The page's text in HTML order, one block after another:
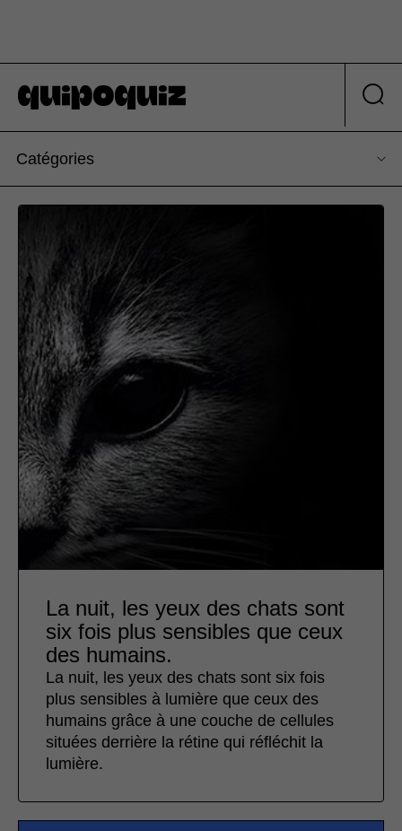
Catégories
La nuit, les yeux des chats sont
six fois plus sensibles que ceux
des humains.
La nuit, les yeux des chats sont six fois
plus sensibles à lumière que ceux des
humains grâce à une couche de cellules
situées derrière la rétine qui réfléchit la
lumière.